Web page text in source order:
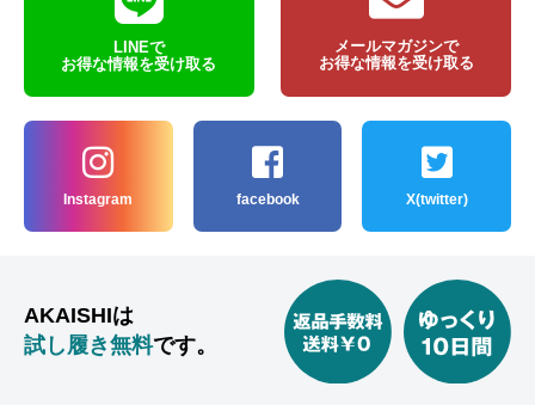
LINEで
お得な情報を受け取る
メールマガジンで
お得な情報を受け取る
Instagram facebook X(twitter)
AKAISHIは
試し履き無料です。